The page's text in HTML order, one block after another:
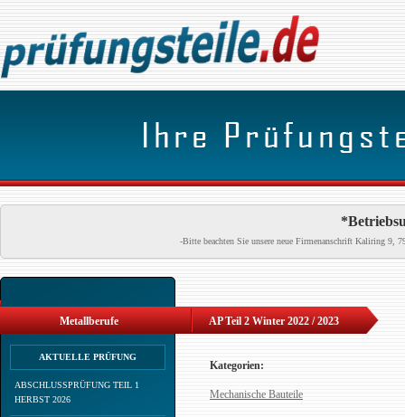
-Bitte beachten Sie unsere neue Firmenanschrift Kaliring 9,
Metallberufe
AKTUELLE PRÜFUNG
ABSCHLUSSPRÜFUNG TEIL 1
HERBST 2026
AP Teil 2 Winter 2022 / 2023
Kategorien:
Mechanische Bauteile